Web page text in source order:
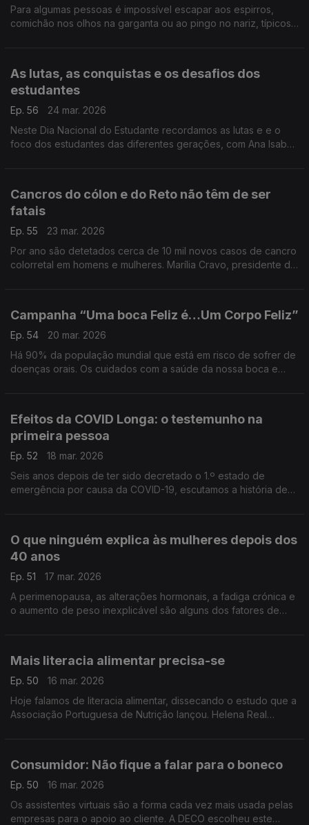
Para algumas pessoas é impossível escapar aos espirros,
comichão nos olhos na garganta ou ao pingo no nariz, típicos
As lutas, as conquistas e os desafios dos
estudantes
Ep. 56
24 mar. 2026
Neste Dia Nacional do Estudante recordamos as lutas e e o
foco dos estudantes das diferentes gerações, com Ana Isabel
Cancros do cólon e do Reto não têm de ser
fatais
Ep. 55
23 mar. 2026
Por ano são detetados cerca de 10 mil novos casos de cancro
colorretal em homens e mulheres. Marília Cravo, presidente da
Campanha “Uma boca Feliz é…Um Corpo Feliz”
Ep. 54
20 mar. 2026
Há 90% da população mundial que está em risco de sofrer de
doenças orais. Os cuidados com a saúde da nossa boca e
Efeitos da COVID Longa: o testemunho na
primeira pessoa
Ep. 52
18 mar. 2026
Seis anos depois de ter sido decretado o 1.º estado de
emergência por causa da COVID-19, escutamos a história de
O que ninguém explica às mulheres depois dos
40 anos
Ep. 51
17 mar. 2026
A perimenopausa, as alterações hormonais, a fadiga crónica e
o aumento de peso inexplicável são alguns dos fatores de
Mais literacia alimentar precisa-se
Ep. 50
16 mar. 2026
Hoje falamos de literacia alimentar, dissecando o estudo que a
Associação Portuguesa de Nutrição lançou. Helena Real
Consumidor: Não fique a falar para o boneco
Ep. 50
16 mar. 2026
Os assistentes virtuais são a forma cada vez mais usada pelas
empresas para o apoio ao cliente. A DECO escolheu este